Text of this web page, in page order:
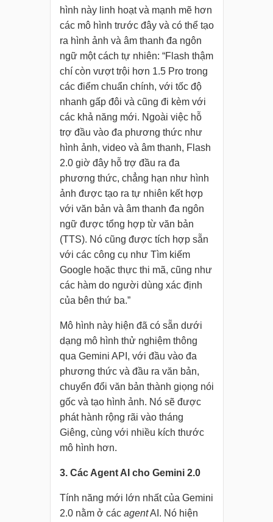
hình này linh hoạt và mạnh mẽ hơn
các mô hình trước đây và có thể tạo
ra hình ảnh và âm thanh đa ngôn
ngữ một cách tự nhiên: “Flash thậm
chí còn vượt trội hơn 1.5 Pro trong
các điểm chuẩn chính, với tốc độ
nhanh gấp đôi và cũng đi kèm với
các khả năng mới. Ngoài việc hỗ
trợ đầu vào đa phương thức như
hình ảnh, video và âm thanh, Flash
2.0 giờ đây hỗ trợ đầu ra đa
phương thức, chẳng hạn như hình
ảnh được tạo ra tự nhiên kết hợp
với văn bản và âm thanh đa ngôn
ngữ được tổng hợp từ văn bản
(TTS). Nó cũng được tích hợp sẵn
với các công cụ như Tìm kiếm
Google hoặc thực thi mã, cũng như
các hàm do người dùng xác định
của bên thứ ba.”
Mô hình này hiện đã có sẵn dưới
dạng mô hình thử nghiệm thông
qua Gemini API, với đầu vào đa
phương thức và đầu ra văn bản,
chuyển đổi văn bản thành giọng nói
gốc và tạo hình ảnh. Nó sẽ được
phát hành rộng rãi vào tháng
Giêng, cùng với nhiều kích thước
mô hình hơn.
3. Các Agent AI cho Gemini 2.0
Tính năng mới lớn nhất của Gemini
2.0 nằm ở các agentAI. Nó hiện